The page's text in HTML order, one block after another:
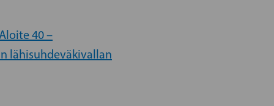
40 –
lähisuhdeväkivallan